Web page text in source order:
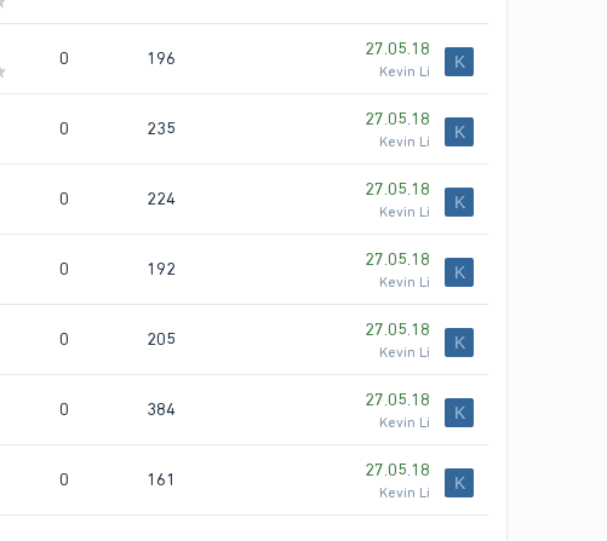
0 196 27.05.18
Kevin Li K
0 235 27.05.18
Kevin Li K
0 224 27.05.18
Kevin Li K
0 192 27.05.18
Kevin Li K
0 205 27.05.18
Kevin Li K
0 384 27.05.18
Kevin Li K
0 161 27.05.18
Kevin Li K